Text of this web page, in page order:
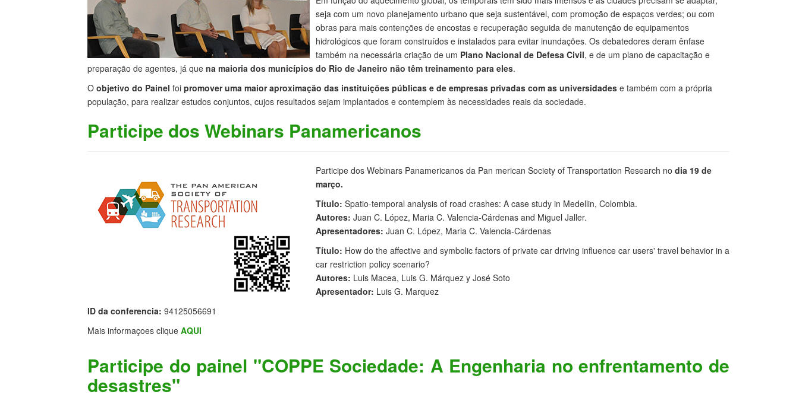
seja com um novo planejamento urbano que seja sustentável, com promoção de espaços verdes; ou com
obras para mais contenções de encostas e recuperação seguida de manutenção de equipamentos
hidrológicos que foram construídos e instalados para evitar inundações. Os debatedores deram ênfase
também na necessária criação de um Plano Nacional de Defesa Civil, e de um plano de capacitação e
preparação de agentes, já que na maioria dos municípios do Rio de Janeiro não têm treinamento para eles.
O objetivo do Painel foi promover uma maior aproximação das instituições públicas e de empresas privadas com as universidades e também com a própria
população, para realizar estudos conjuntos, cujos resultados sejam implantados e contemplem às necessidades reais da sociedade.
Participe dos Webinars Panamericanos
Participe dos Webinars Panamericanos da Pan merican Society of Transportation Research no dia 19 de
março.
Título: Spatio-temporal analysis of road crashes: A case study in Medellin, Colombia.
Autores: Juan C. López, Maria C. Valencia-Cárdenas and Miguel Jaller.
Apresentadores: Juan C. López, Maria C. Valencia-Cárdenas
Título: How do the affective and symbolic factors of private car driving influence car users' travel behavior in a
car restriction policy scenario?
Autores: Luis Macea, Luis G. Márquez y José Soto
Apresentador: Luis G. Marquez
ID da conferencia: 94125056691
Mais informaçoes clique AQUI
Participe do painel "COPPE Sociedade: A Engenharia no enfrentamento de
desastres"